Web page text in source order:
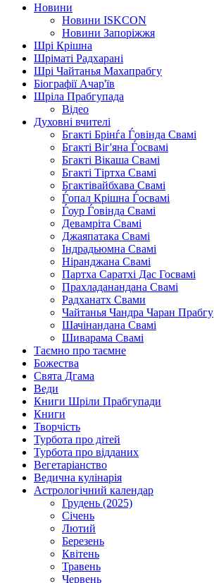
Новини
Новини ISKCON
Новини Запоріжжя
Шрі Крішна
Шріматі Радхарані
Шрі Чайтанья Махапрабгу
Біографії Ачар'їв
Шріла Прабгупада
Відео
Духовні вчителі
Бгакті Брінѓа Ѓовінда Свамі
Бгакті Віг'яна Ѓосвамі
Бгакті Вікаша Свамі
Бгакті Тіртха Свамі
Бгактівайбхава Свамі
Ѓопал Крішна Ѓосвамі
Ѓоур Ѓовінда Свамі
Девамріта Свамі
Джаяпатака Свамі
Індрадьюмна Свамі
Ніранджана Свамі
Партха Саратхі Дас Госвамі
Прахладанандана Свамі
Радханатх Свами
Чайтанья Чандра Чаран Прабгу
Шачінандана Свамі
Шиварама Свамі
Таємно про таємне
Божества
Свята Дгама
Веди
Книги Шріли Прабгупади
Книги
Творчість
Турбота про дітей
Турбота про відданих
Вегетаріанство
Ведична кулінарія
Астрологічний календар
Грудень (2025)
Січень
Лютий
Березень
Квітень
Травень
Червень